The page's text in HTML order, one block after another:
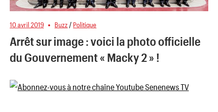
10 avril 2019 Buzz / Politique
Arrêt sur image : voici la photo officielle
du Gouvernement « Macky 2 » !